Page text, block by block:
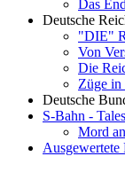
Das
Deutsche
"DIE"
Von
Die
Züge in
Deutsche
S-Bahn -
Mord
Ausgewertete